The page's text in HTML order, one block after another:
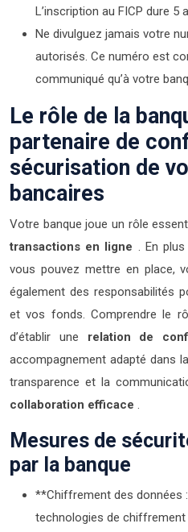
L’inscription au FICP dure 5
Ne divulguez jamais votre
autorisés. Ce numéro est
communiqué qu’à votre
Le rôle de la
partenaire de
sécurisation de
bancaires
Votre banque joue un rôle
transactions en ligne . En
vous pouvez mettre en place,
également des responsabilités
et vos fonds. Comprendre le
d’établir une relation de
accompagnement adapté dans la
transparence et la
collaboration efficace .
Mesures de
par la banque
**Chiffrement des données
technologies de